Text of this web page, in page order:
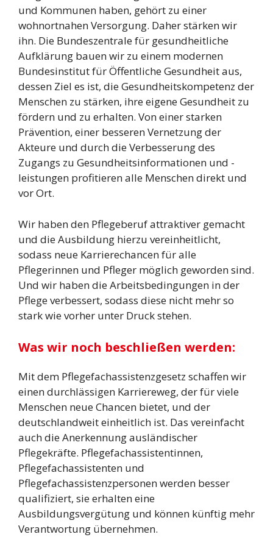
und Kommunen haben, gehört zu einer
wohnortnahen Versorgung. Daher stärken wir
ihn. Die Bundeszentrale für gesundheitliche
Aufklärung bauen wir zu einem modernen
Bundesinstitut für Öffentliche Gesundheit aus,
dessen Ziel es ist, die Gesundheitskompetenz der
Menschen zu stärken, ihre eigene Gesundheit zu
fördern und zu erhalten. Von einer starken
Prävention, einer besseren Vernetzung der
Akteure und durch die Verbesserung des
Zugangs zu Gesundheitsinformationen und -
leistungen profitieren alle Menschen direkt und
vor Ort.
Wir haben den Pflegeberuf attraktiver gemacht
und die Ausbildung hierzu vereinheitlicht,
sodass neue Karrierechancen für alle
Pflegerinnen und Pfleger möglich geworden sind.
Und wir haben die Arbeitsbedingungen in der
Pflege verbessert, sodass diese nicht mehr so
stark wie vorher unter Druck stehen.
Was wir noch beschließen werden:
Mit dem Pflegefachassistenzgesetz schaffen wir
einen durchlässigen Karriereweg, der für viele
Menschen neue Chancen bietet, und der
deutschlandweit einheitlich ist. Das vereinfacht
auch die Anerkennung ausländischer
Pflegekräfte. Pflegefachassistentinnen,
Pflegefachassistenten und
Pflegefachassistenzpersonen werden besser
qualifiziert, sie erhalten eine
Ausbildungsvergütung und können künftig mehr
Verantwortung übernehmen.